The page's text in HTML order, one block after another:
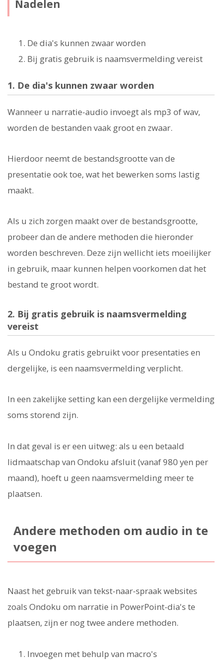
Nadelen
De dia's kunnen zwaar worden
Bij gratis gebruik is naamsvermelding vereist
1. De dia's kunnen zwaar worden
Wanneer u narratie-audio invoegt als mp3 of wav,
worden de bestanden vaak groot en zwaar.
Hierdoor neemt de bestandsgrootte van de
presentatie ook toe, wat het bewerken soms lastig
maakt.
Als u zich zorgen maakt over de bestandsgrootte,
probeer dan de andere methoden die hieronder
worden beschreven. Deze zijn wellicht iets moeilijker
in gebruik, maar kunnen helpen voorkomen dat het
bestand te groot wordt.
2. Bij gratis gebruik is naamsvermelding
vereist
Als u Ondoku gratis gebruikt voor presentaties en
dergelijke, is een naamsvermelding verplicht.
In een zakelijke setting kan een dergelijke vermelding
soms storend zijn.
In dat geval is er een uitweg: als u een betaald
lidmaatschap van Ondoku afsluit (vanaf 980 yen per
maand), hoeft u geen naamsvermelding meer te
plaatsen.
Andere methoden om audio in te
voegen
Naast het gebruik van tekst-naar-spraak websites
zoals Ondoku om narratie in PowerPoint-dia's te
plaatsen, zijn er nog twee andere methoden.
Invoegen met behulp van macro's